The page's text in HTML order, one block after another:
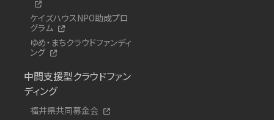
ケイズハウスNPO助成プロ
グラム
ゆめ・まちクラウドファンディ
ング
中間支援型クラウドファン
ディング
福井県共同募金会